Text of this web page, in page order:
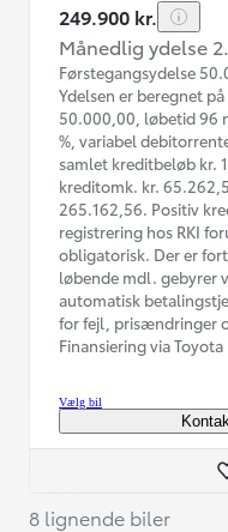
249.900 kr.
Månedlig ydelse
Førstegangsydelse
Ydelsen er beregnet
50.000,00, løbetid 96
%, variabel
samlet kreditbeløb kr.
kreditomk. kr.
265.162,56. Positiv
registrering hos RKI
obligatorisk. Der er
løbende mdl. gebyrer
automatisk
for fejl, prisændringer
Finansiering via
Vælg bil
8 lignende biler